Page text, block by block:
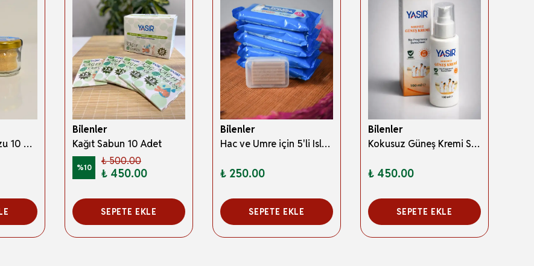
Doğal Misvak Tozu 10 gr – Antimikrobiyal, Ağız ve Diş Bakımı İçin Bitkisel Toz Formül
Bilenler
Kağıt Sabun 10 Adet
%10
₺ 500.00
₺ 450.00
SEPETE EKLE
Bilenler
Hac ve Umre için 5'li Islak Mendil+ Sabun Hediyeli
₺ 250.00
SEPETE EKLE
Bilenler
Kokusuz Güneş Kremi SPF 50+ Hac ve Umre İçin Uygun 100 ml
₺ 450.00
SEPETE EKLE